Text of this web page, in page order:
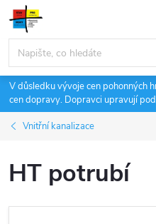
Přejít
obsah
V důsledku vývoje cen pohonných
cen dopravy. Dopravci upravují
Vnitřní kanalizace
HT potrubí